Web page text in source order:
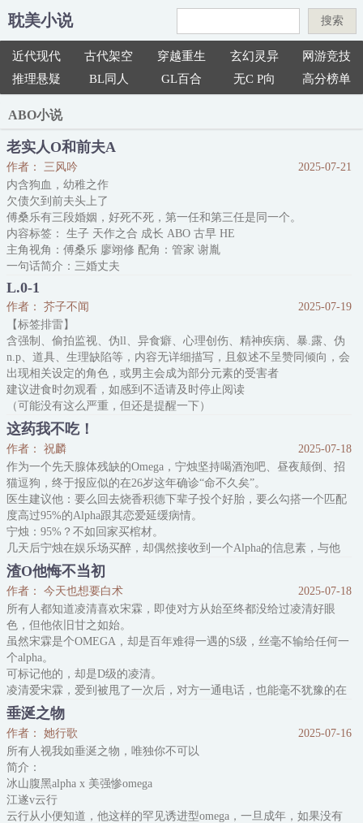
耽美小说 搜索
近代现代 古代架空 穿越重生 玄幻灵异
网游竞技
推理悬疑
BL同人 GL百合 无C P向 高分榜单
ABO小说
老实人O和前夫A
作者： 三风吟
2025-07-21
内含狗血，幼稚之作
欠债欠到前夫头上了
傅桑乐有三段婚姻，好死不死，第一任和第三任是同一个。
内容标签： 生子 天作之合 成长 ABO 古早 HE
主角视角：傅桑乐 廖翊修 配角：管家 谢胤
一句话简介：三婚丈夫
立意：坚强勇敢有担当，知错能改，善莫大焉
L.0-1
作者： 芥子不闻
2025-07-19
【标签排雷】
含强制、偷拍监视、伪ll、异食癖、心理创伤、精神疾病、暴.露、伪
n.p、道具、生理缺陷等，内容无详细描写，且叙述不呈赞同倾向，会
出现相关设定的角色，或男主会成为部分元素的受害者
建议进食时勿观看，如感到不适请及时停止阅读
（可能没有这么严重，但还是提醒一下）
————————
要想达到最高处，必先从最深处起步。——《查拉图斯特拉如是说》
卷三 45流浪者 尼采
*
嘴比x硬的自私鬼 & 可爱偏执的阴暗虫
信息素：乌龙茶味 & 泥土味（???味）
性别转化试剂L.0的开发使基因
这药我不吃！
作者： 祝麟
2025-07-18
作为一个先天腺体残缺的Omega，宁烛坚持喝酒泡吧、昼夜颠倒、招
猫逗狗，终于报应似的在26岁这年确诊“命不久矣”。
医生建议他：要么回去烧香积德下辈子投个好胎，要么勾搭一个匹配
度高过95%的Alpha跟其恋爱延缓病情。
宁烛：95%？不如回家买棺材。
几天后宁烛在娱乐场买醉，却偶然接收到一个Alpha的信息素，与他
的匹配度极高。
宁烛：哦哟，天上真的掉馅饼了？
他对Alpha道：“开个价吧。”
窦长宵：？
宁烛诚恳地将一张银行卡推到Alpha面前：“标记我一次，要多少钱。”
窦长宵：“……
渣O他悔不当初
作者： 今天也想要白术
2025-07-18
所有人都知道凌清喜欢宋霖，即使对方从始至终都没给过凌清好眼
色，但他依旧甘之如始。
虽然宋霖是个OMEGA，却是百年难得一遇的S级，丝毫不输给任何一
个alpha。
可标记他的，却是D级的凌清。
凌清爱宋霖，爱到被甩了一次后，对方一通电话，也能毫不犹豫的在
半夜赶过去。
爱到即使宋霖说分手，他也只会自责自己不够优秀。
像个小狗。宋霖爱他时，凌清屁颠颠的就会凑上前去。
宋霖不爱他时，他低垂着眉眼只会苦苦哀求。
久而久之，就连宋霖也以为，只要他一句话，不管做了多少错事，凌
清都会愿意和他在一起。
可这
垂涎之物
作者： 她行歌
2025-07-16
所有人视我如垂涎之物，唯独你不可以
简介：
冰山腹黑alpha x 美强惨omega
江遂v云行
云行从小便知道，他这样的罕见诱进型omega，一旦成年，如果没有